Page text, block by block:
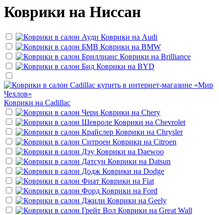
Коврики на Ниссан
Коврики на Audi
Коврики на BMW
Коврики на Brilliance
Коврики на BYD
Коврики на Cadillac
Коврики на Chery
Коврики на Chevrolet
Коврики на Chrysler
Коврики на Citroen
Коврики на Daewoo
Коврики на Datsun
Коврики на Dodge
Коврики на Fiat
Коврики на Ford
Коврики на Geely
Коврики на Great Wall